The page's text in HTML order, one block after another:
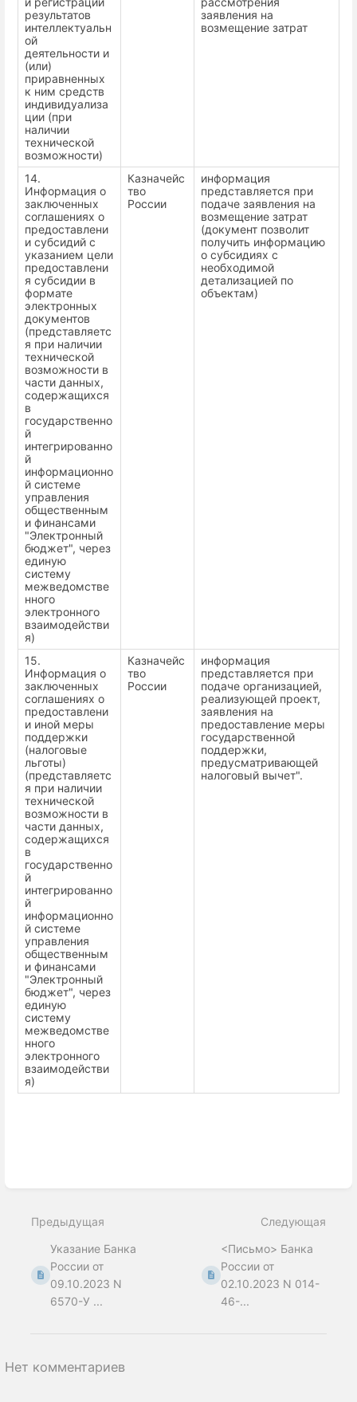
результатов
интеллектуальн
ой
деятельности и
(или)
приравненных
к ним средств
индивидуализа
ции (при
наличии
технической
возможности)
заявления на
возмещение затрат
14.
Информация о
заключенных
соглашениях о
предоставлени
и субсидий с
указанием цели
предоставлени
я субсидии в
формате
электронных
документов
(представляетс
я при наличии
технической
возможности в
части данных,
содержащихся
в
государственно
й
интегрированно
й
информационно
й системе
управления
общественным
и финансами
"Электронный
бюджет", через
единую
систему
межведомстве
нного
электронного
взаимодействи
я)
Казначейс
тво
России
информация
представляется при
подаче заявления на
возмещение затрат
(документ позволит
получить информацию
о субсидиях с
необходимой
детализацией по
объектам)
15.
Информация о
заключенных
соглашениях о
предоставлени
и иной меры
поддержки
(налоговые
льготы)
(представляетс
я при наличии
технической
возможности в
части данных,
содержащихся
в
государственно
й
интегрированно
й
информационно
й системе
управления
общественным
и финансами
"Электронный
бюджет", через
единую
систему
межведомстве
нного
электронного
взаимодействи
я)
Казначейс
тво
России
информация
представляется при
подаче организацией,
реализующей проект,
заявления на
предоставление меры
государственной
поддержки,
предусматривающей
налоговый вычет".
mode
Предыдущая
Указание Банка
России от
09.10.2023 N
6570-У ...
Следующая
<Письмо> Банка
России от
02.10.2023 N 014-
46-...
Нет комментариев